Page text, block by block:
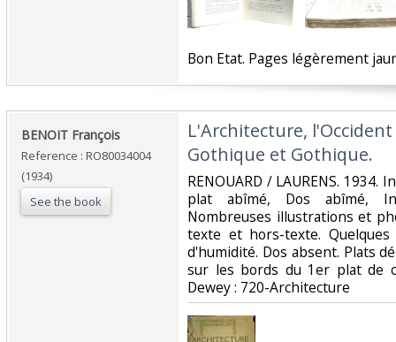
‎Bon Etat. Pages légèrement
‎BENOIT François‎
Reference : RO80034004
(1934)
See the book
‎L'Architecture,
Gothique et Gothique.‎
‎RENOUARD / LAURENS. 1934.
plat abîmé, Dos abîmé,
Nombreuses illustrations et
texte et hors-texte. Quelques
d'humidité. Dos absent. Plats
sur les bords du 1er plat de
Dewey : 720-Architecture‎